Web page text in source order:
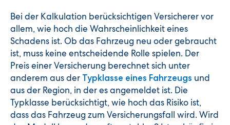
Bei der Kalkulation berücksichtigen Versicherer vor
allem, wie hoch die Wahrscheinlichkeit eines
Schadens ist. Ob das Fahrzeug neu oder gebraucht
ist, muss keine entscheidende Rolle spielen. Der
Preis einer Versicherung berechnet sich unter
anderem aus der Typklasse eines Fahrzeugs und
aus der Region, in der es angemeldet ist. Die
Typklasse berücksichtigt, wie hoch das Risiko ist,
dass das Fahrzeug zum Versicherungsfall wird. Wird